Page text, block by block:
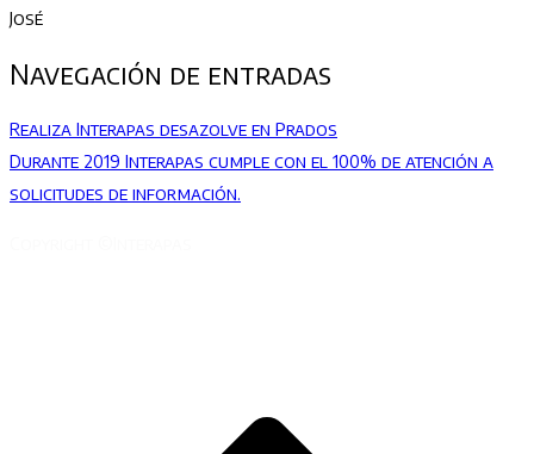
José
Navegación de entradas
Realiza Interapas desazolve en Prados
Durante 2019 Interapas cumple con el 100% de atención a
solicitudes de información.